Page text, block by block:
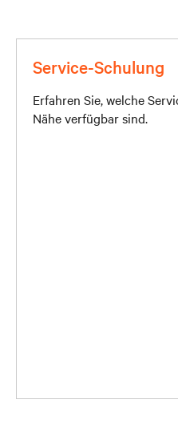
Service-Schulung
Erfahren Sie, welche
Nähe verfügbar sind.